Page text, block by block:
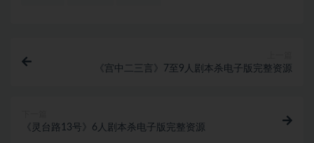
《宫中二三言》7至9人剧本杀电子版完整资源
《灵台路13号》6人剧本杀电子版完整资源